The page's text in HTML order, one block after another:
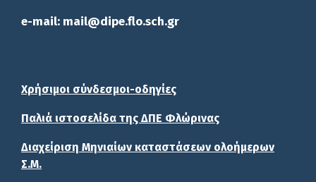
e-mail: mail@dipe.flo.sch.gr
Χρήσιμοι σύνδεσμοι-οδηγίες
Παλιά ιστοσελίδα της ΔΠΕ Φλώρινας
Διαχείριση Μηνιαίων καταστάσεων ολοήμερων
Σ.Μ.